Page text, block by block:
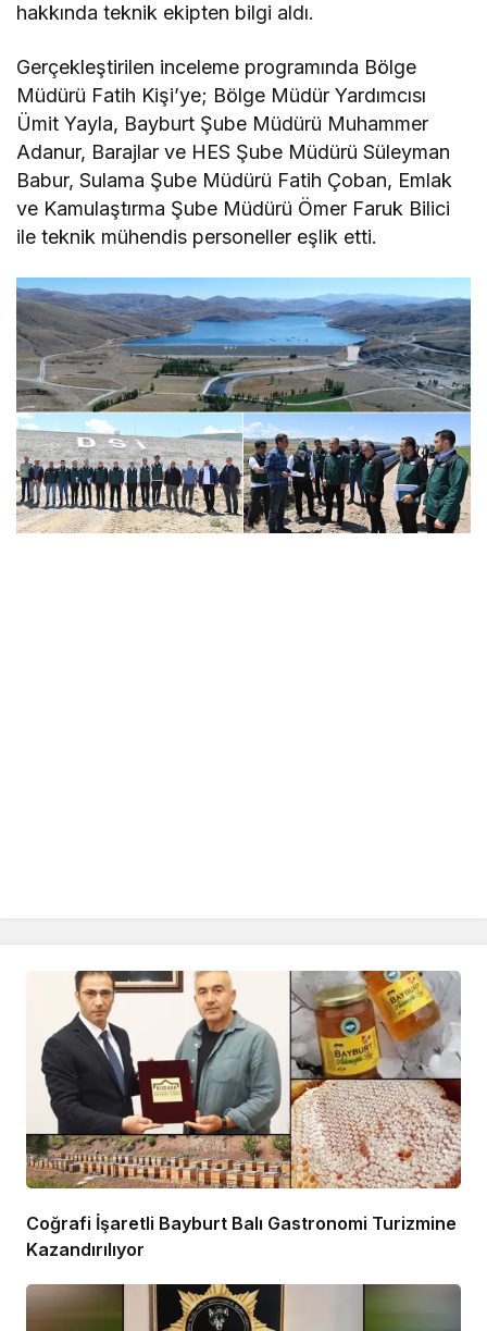
hakkında teknik ekipten bilgi aldı.
Gerçekleştirilen inceleme programında Bölge
Müdürü Fatih Kişi’ye; Bölge Müdür Yardımcısı
Ümit Yayla, Bayburt Şube Müdürü Muhammer
Adanur, Barajlar ve HES Şube Müdürü Süleyman
Babur, Sulama Şube Müdürü Fatih Çoban, Emlak
ve Kamulaştırma Şube Müdürü Ömer Faruk Bilici
ile teknik mühendis personeller eşlik etti.
Coğrafi İşaretli Bayburt Balı Gastronomi Turizmine
Kazandırılıyor